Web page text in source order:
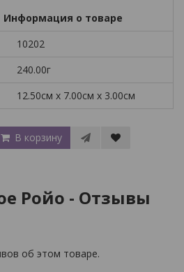
Информация о товаре
10202
240.00г
12.50см x 7.00см x 3.00см
В корзину
Ройо - Отзывы
об этом товаре.